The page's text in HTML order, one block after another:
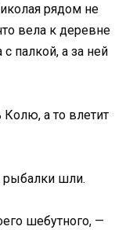
рядом не
вела к деревне
палкой, а за ней
а то влетит
рыбалки шли.
шебутного, —